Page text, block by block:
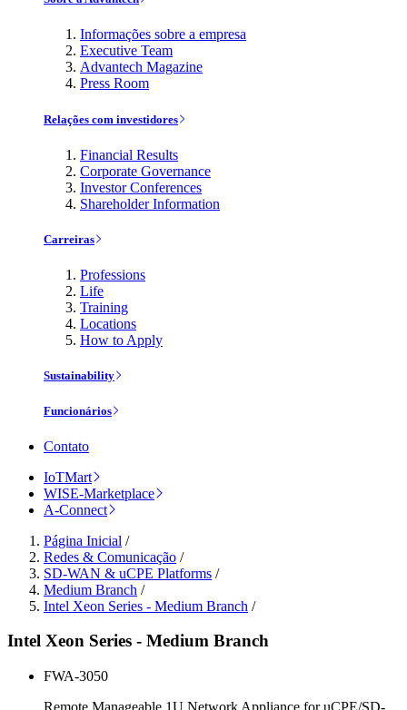
Informações sobre a empresa
Executive Team
Advantech Magazine
Press Room
Relações com investidores
Financial Results
Corporate Governance
Investor Conferences
Shareholder Information
Carreiras
Professions
Life
Training
Locations
How to Apply
Sustainability
Funcionários
Contato
IoTMart
WISE-Marketplace
A-Connect
Página Inicial /
Redes & Comunicação /
SD-WAN & uCPE Platforms /
Medium Branch /
Intel Xeon Series - Medium Branch /
Intel Xeon Series - Medium Branch
FWA-3050